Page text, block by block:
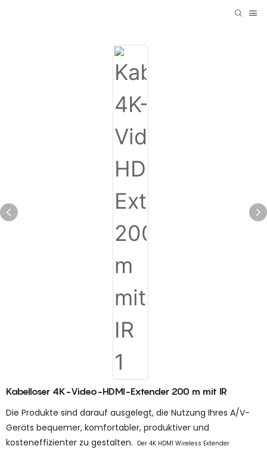
Kabelloser 4K-Video-HDMI-Extender 200 m mit IR
Die Produkte sind darauf ausgelegt, die Nutzung Ihres A/V-
Geräts bequemer, komfortabler, produktiver und
kosteneffizienter zu gestalten. Der 4K HDM1 Wireless Extender